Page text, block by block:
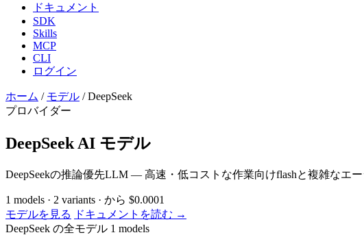
ドキュメント
SDK
Skills
MCP
CLI
ログイン
ホーム / モデル / DeepSeek
プロバイダー
DeepSeek AI モデル
DeepSeekの推論優先LLM — 高速・低コストな作業向けflashと複雑なエ
1 models · 2 variants · から $0.0001
モデルを見る
ドキュメントを読む →
DeepSeek の全モデル 1 models